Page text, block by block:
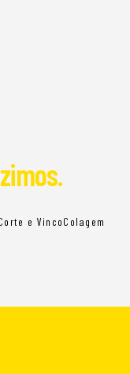
e VincoColagem